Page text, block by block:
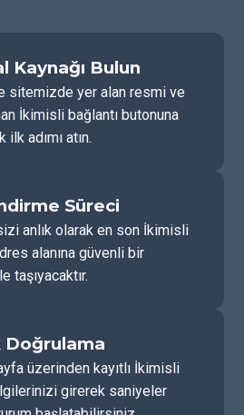
Kaynağı Bulun
sitemizde yer alan resmi ve
İkimisli bağlantı butonuna
ilk adımı atın.
Süreci
anlık olarak en son İkimisli
alanına güvenli bir
taşıyacaktır.
Doğrulama
üzerinden kayıtlı İkimisli
girerek saniyeler